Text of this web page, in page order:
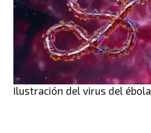
Ilustración del virus del ébola.